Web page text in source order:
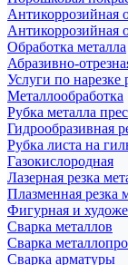
Антикоррозийная
Антикоррозийная
Обработка металла
Абразивно-
Услуги по нарезке
Металлообработка
Рубка металла
Гидрообразивная
Рубка листа на
Газокислородная
Лазерная резка
Плазменная резка
Фигурная и
Сварка металлов
Сварка
Сварка арматуры